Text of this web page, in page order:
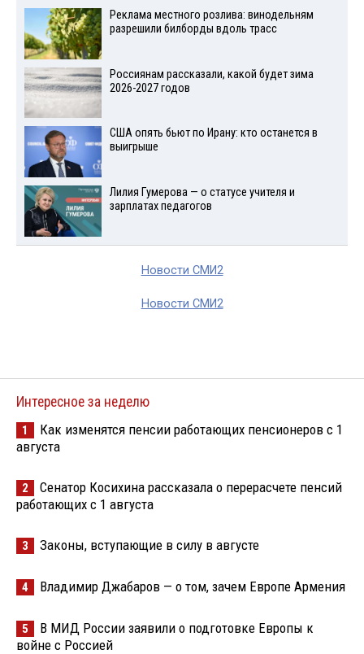
Реклама местного розлива: винодельням
разрешили билборды вдоль трасс
Россиянам рассказали, какой будет зима
2026-2027 годов
США опять бьют по Ирану: кто останется в
выигрыше
Лилия Гумерова — о статусе учителя и
зарплатах педагогов
Новости СМИ2
Новости СМИ2
Интересное за неделю
1
Как изменятся пенсии работающих пенсионеров с 1
августа
2
Сенатор Косихина рассказала о перерасчете пенсий
работающих с 1 августа
3 Законы, вступающие в силу в августе
4 Владимир Джабаров — о том, зачем Европе Армения
5
В МИД России заявили о подготовке Европы к
войне с Россией